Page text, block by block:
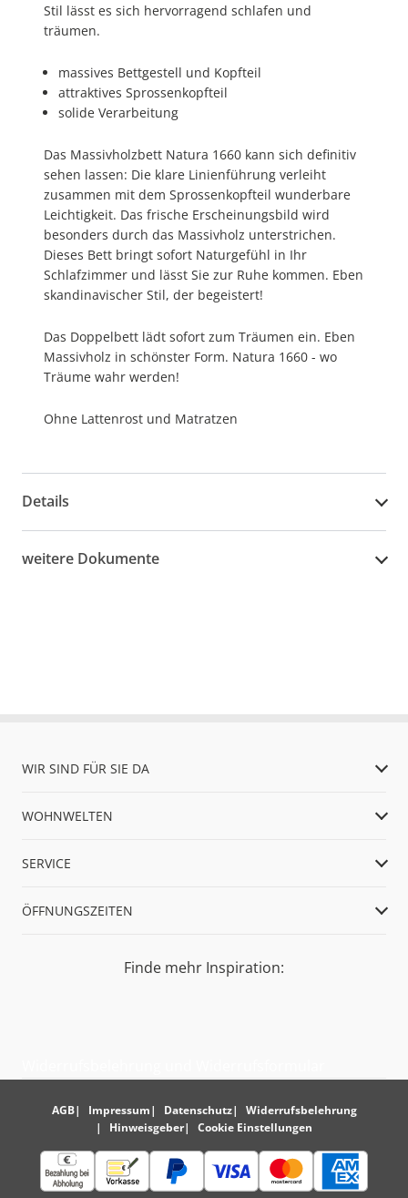
Stil lässt es sich hervorragend schlafen und
träumen.
massives Bettgestell und Kopfteil
attraktives Sprossenkopfteil
solide Verarbeitung
Das Massivholzbett Natura 1660 kann sich definitiv
sehen lassen: Die klare Linienführung verleiht
zusammen mit dem Sprossenkopfteil wunderbare
Leichtigkeit. Das frische Erscheinungsbild wird
besonders durch das Massivholz unterstrichen.
Dieses Bett bringt sofort Naturgefühl in Ihr
Schlafzimmer und lässt Sie zur Ruhe kommen. Eben
skandinavischer Stil, der begeistert!
Das Doppelbett lädt sofort zum Träumen ein. Eben
Massivholz in schönster Form. Natura 1660 - wo
Träume wahr werden!
Ohne Lattenrost und Matratzen
Details
weitere Dokumente
WIR SIND FÜR SIE DA
WOHNWELTEN
SERVICE
ÖFFNUNGSZEITEN
Finde mehr Inspiration:
AGB Impressum Datenschutz
Widerrufsbelehrung
Hinweisgeber
Cookie Einstellungen